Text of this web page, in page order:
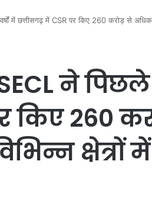
में छत्तीसगढ़ में CSR पर किए 260 करोड़ से अधिक
ने पिछले
किए 260
क्षेत्रों